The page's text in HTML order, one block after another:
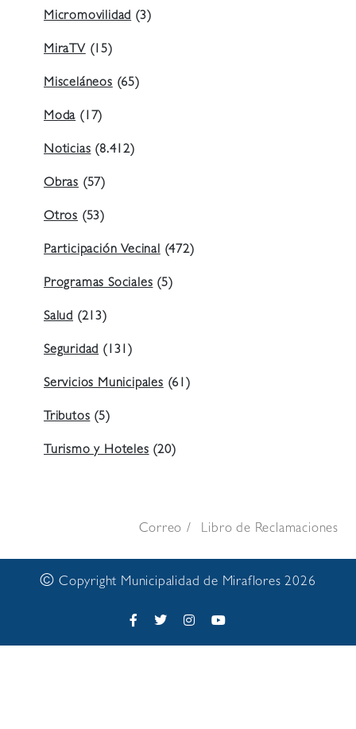
Micromovilidad (3)
MiraTV (15)
Misceláneos (65)
Moda (17)
Noticias (8.412)
Obras (57)
Otros (53)
Participación Vecinal (472)
Programas Sociales (5)
Salud (213)
Seguridad (131)
Servicios Municipales (61)
Tributos (5)
Turismo y Hoteles (20)
Correo Libro de Reclamaciones
© Copyright Municipalidad de Miraflores 2026